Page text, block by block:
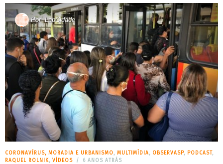
PorLabCidade
CORONAVÍRUS, MORADIA E URBANISMO, MULTIMÍDIA, OBSERVASP, PODCAST,
RAQUEL ROLNIK, VÍDEOS 6 ANOS ATRÁS